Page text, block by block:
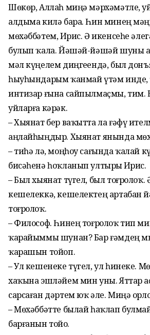
Шөкөр, Аллаһ миңә мәрхәмәтле,
алдыма килә бара. Һин минең
мөхәббәтем, Иҙрис. Ә икенсеһе
булып ҡала. Йәшәй-йәшәй шуны
мәл күңелем диңгеҙендә, был
һыуһындарым ҡанмай үтәм инде,
интизар ғына сайпылмаҫмы, тим.
уйларға кәрәк.
– Хыянат бер ваҡытта ла ғәфү
аңлайһыңдыр. Хыянат янында
– тиһә лә, моңһоу сағында ҡалай
бисәһенә һоҡланып ултырҙы Иҙрис.
– Был хыянат түгел, был тоғролоҡ.
кешелеккә, кешелектең артабан
тоғролоҡ.
– Философ. Һинең тоғролоҡ тип
ҡарайыммы шунан? Бар ғәмдең
ҡарашын тойоп.
– Ул кешенеке түгел, ул һинеке.
хаҡына эшләйем мин уны. Яттар
сарсаған дәртем юҡ әле. Миңә
– Мөхәббәтте былай һаҡлап
барғанын тойҙо.